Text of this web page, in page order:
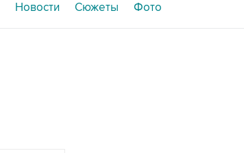
Новости Сюжеты Фото